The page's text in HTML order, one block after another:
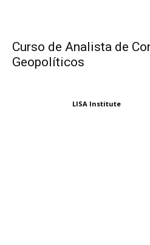
Curso de Analista de
Geopolíticos
LISA Institute